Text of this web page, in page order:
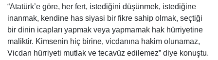
“Atatürk’e göre, her fert, istediğini düşünmek, istediğine
inanmak, kendine has siyasi bir fikre sahip olmak, seçtiği
bir dinin icapları yapmak veya yapmamak hak hürriyetine
maliktir. Kimsenin hiç birine, vicdanına hakim olunamaz,
Vicdan hürriyeti mutlak ve tecavüz edilemez” diye konuştu.